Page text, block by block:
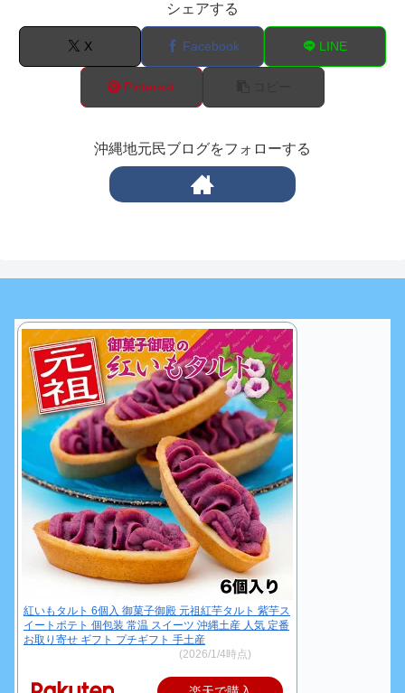
シェアする
X Facebook LINE
Pinterest
沖縄地元民ブログをフォローする
紅いもタルト 6個入 御菓子御殿 元祖紅芋タルト 紫芋ス
イートポテト 個包装 常温 スイーツ 沖縄土産 人気 定番
お取り寄せ ギフト プチギフト 手土産
(2026/1/4時点)